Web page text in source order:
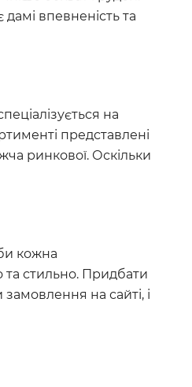
впевненість та
на
представлені
ринкової. Оскільки
кожна
та стильно. Придбати
на сайті, і